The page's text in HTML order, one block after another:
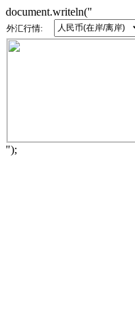
document.writeln("
外汇行情:
");